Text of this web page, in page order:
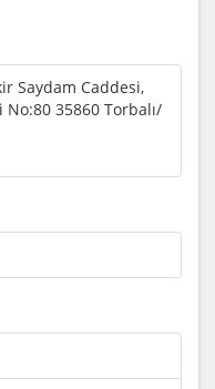
Saydam Caddesi,
35860 Torbalı/